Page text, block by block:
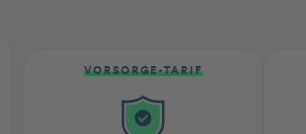
VORSORGE-TARIF